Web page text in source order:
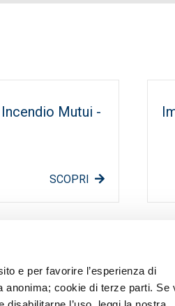
e per favorire l’esperienza di
cookie di terze parti. Se
Mutui -
SCOPRI
Parti correlate
Rapporti Dormienti
Sepa